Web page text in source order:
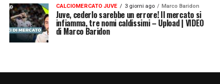
CALCIOMERCATO JUVE 3 giorni ago Marco Baridon
Juve, cederlo sarebbe un errore! Il mercato si
infiamma, tre nomi caldissimi – Upload | VIDEO
di Marco Baridon